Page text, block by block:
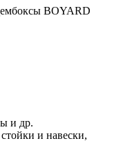
BOYARD
и др.
и навески,